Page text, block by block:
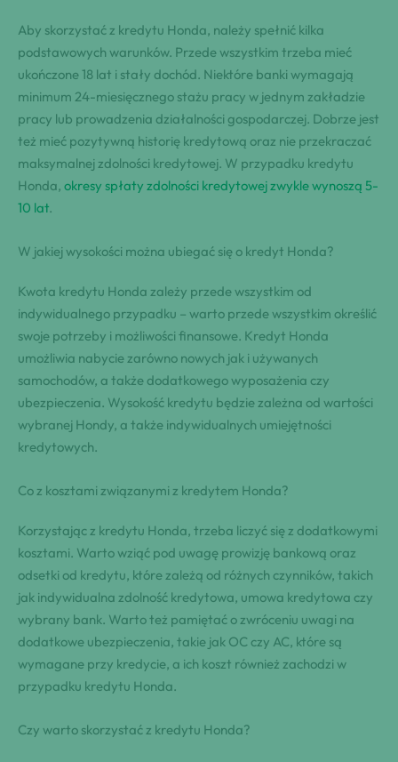
Aby skorzystać z kredytu Honda, należy spełnić kilka
podstawowych warunków. Przede wszystkim trzeba mieć
ukończone 18 lat i stały dochód. Niektóre banki wymagają
minimum 24-miesięcznego stażu pracy w jednym zakładzie
pracy lub prowadzenia działalności gospodarczej. Dobrze jest
też mieć pozytywną historię kredytową oraz nie przekraczać
maksymalnej zdolności kredytowej. W przypadku kredytu
Honda, okresy spłaty zdolności kredytowej zwykle wynoszą 5-
10 lat.
W jakiej wysokości można ubiegać się o kredyt Honda?
Kwota kredytu Honda zależy przede wszystkim od
indywidualnego przypadku – warto przede wszystkim określić
swoje potrzeby i możliwości finansowe. Kredyt Honda
umożliwia nabycie zarówno nowych jak i używanych
samochodów, a także dodatkowego wyposażenia czy
ubezpieczenia. Wysokość kredytu będzie zależna od wartości
wybranej Hondy, a także indywidualnych umiejętności
kredytowych.
Co z kosztami związanymi z kredytem Honda?
Korzystając z kredytu Honda, trzeba liczyć się z dodatkowymi
kosztami. Warto wziąć pod uwagę prowizję bankową oraz
odsetki od kredytu, które zależą od różnych czynników, takich
jak indywidualna zdolność kredytowa, umowa kredytowa czy
wybrany bank. Warto też pamiętać o zwróceniu uwagi na
dodatkowe ubezpieczenia, takie jak OC czy AC, które są
wymagane przy kredycie, a ich koszt również zachodzi w
przypadku kredytu Honda.
Czy warto skorzystać z kredytu Honda?